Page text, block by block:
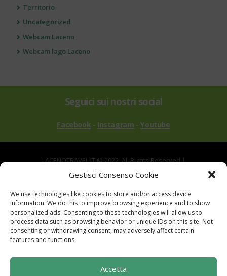
Gestisci Consenso Cookie
We use technologies like cookies to store and/or access device
information. We do this to improve browsing experience and to show
personalized ads. Consenting to these technologies will allow us to
process data such as browsing behavior or unique IDs on this site. Not
consenting or withdrawing consent, may adversely affect certain
features and functions.
Accetta
Territorio
Uncategorized
Webcam Laceno
Webcam lago Laceno
Seguici sui nostri social
Facebook - Instagram -Youtube
LACENOTRAVEL.IT © 2022. All Rights Reserved |
via Alle Mandrie, 83043 Bagnoli Irpino AV | P.IVA
Powered byTreeWeb|Privacy| Cookie |
Contatti |Mappa del Sito
Sito realizzato con i fondi del "Gruppo di Azione
Locale I Sentieri del Buon Vivere s.c. a r.l.".